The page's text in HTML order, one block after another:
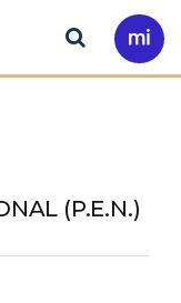
Ir
a
Buscar
(P.E.N.)